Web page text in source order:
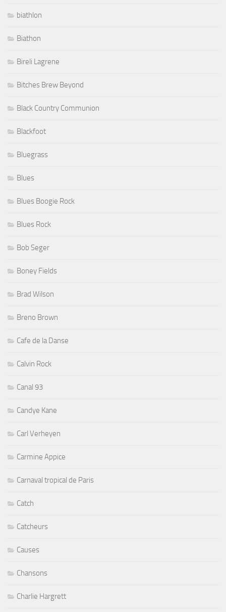
biathlon
Biathon
Bireli Lagrene
Bitches Brew Beyond
Black Country Communion
Blackfoot
Bluegrass
Blues
Blues Boogie Rock
Blues Rock
Bob Seger
Boney Fields
Brad Wilson
Breno Brown
Cafe de la Danse
Calvin Rock
Canal 93
Candye Kane
Carl Verheyen
Carmine Appice
Carnaval tropical de Paris
Catch
Catcheurs
Causes
Chansons
Charlie Hargrett